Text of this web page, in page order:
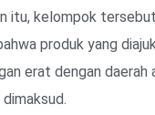
itu, kelompok
produk yang
erat dengan daerah